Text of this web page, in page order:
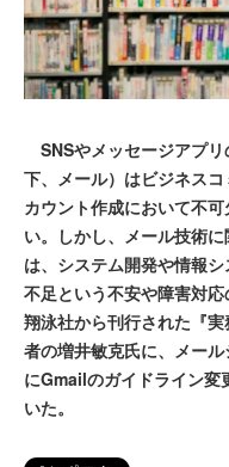
SNSやメッセージアプ
下、メール）はビジネス
カウント作成において不
い。しかし、メール技術
は、システム開発や情報
不足という不安や障害対応
翔泳社から刊行された『
者の増井敏克氏に、メー
にGmailのガイドライン変
いた。